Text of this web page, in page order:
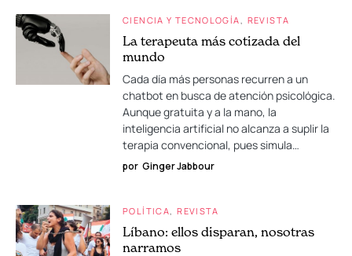
CIENCIA Y TECNOLOGÍA REVISTA
La terapeuta más cotizada del
mundo
Cada día más personas recurren a un
chatbot en busca de atención psicológica.
Aunque gratuita y a la mano, la
inteligencia artificial no alcanza a suplir la
terapia convencional, pues simula…
por Ginger Jabbour
POLÍTICA REVISTA
Líbano: ellos disparan, nosotras
narramos